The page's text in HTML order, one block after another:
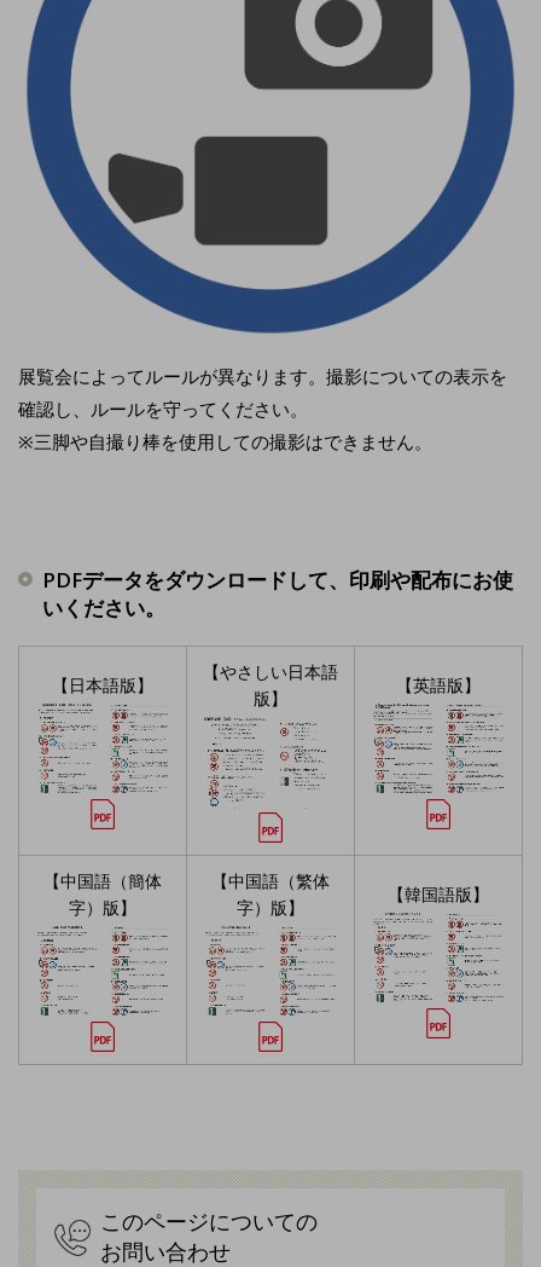
展覧会によってルールが異なります。撮影についての表示を
確認し、ルールを守ってください。
※三脚や自撮り棒を使用しての撮影はできません。
PDFデータをダウンロードして、印刷や配布にお使
いください。
【日本語版】
【やさしい日本語
版】
【英語版】
【中国語（簡体
字）版】
【中国語（繁体
字）版】
【韓国語版】
このページについての
お問い合わせ